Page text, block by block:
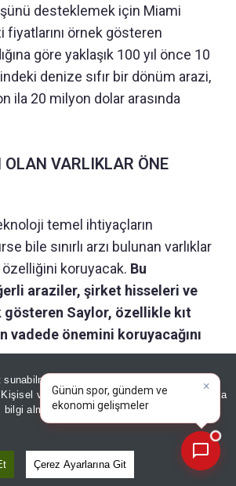
adına sitemizde
Kişisel verileriniz, KVKK ve GDPR kapsamında
bilgi almak içinAydınlatma Metnimizi
Çerez Ayarlarına Git
desteklemek için Miami
fiyatlarını örnek gösteren
göre yaklaşık 100 yıl önce 10
denize sıfır bir dönüm arazi,
ila 20 milyon dolar arasında
VARLIKLAR ÖNE
temel ihtiyaçların
bile sınırlı arzı bulunan varlıklar
koruyacak. Bu
araziler, şirket hisseleri ve
gösteren Saylor, özellikle kıt
vadede önemini koruyacağını
×
Günün spor, gündem ve
ekonomi gelişmelerini analiz
edin!|